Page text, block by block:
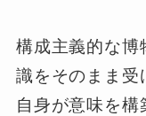
構成主義的な博
識をそのまま受
自身が意味を構